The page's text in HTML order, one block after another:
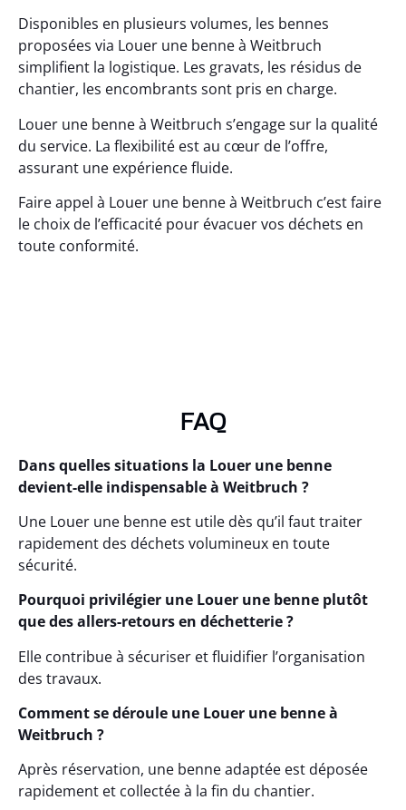
Disponibles en plusieurs volumes, les bennes
proposées via Louer une benne à Weitbruch
simplifient la logistique. Les gravats, les résidus de
chantier, les encombrants sont pris en charge.
Louer une benne à Weitbruch s’engage sur la qualité
du service. La flexibilité est au cœur de l’offre,
assurant une expérience fluide.
Faire appel à Louer une benne à Weitbruch c’est faire
le choix de l’efficacité pour évacuer vos déchets en
toute conformité.
FAQ
Dans quelles situations la Louer une benne
devient-elle indispensable à Weitbruch ?
Une Louer une benne est utile dès qu’il faut traiter
rapidement des déchets volumineux en toute
sécurité.
Pourquoi privilégier une Louer une benne plutôt
que des allers-retours en déchetterie ?
Elle contribue à sécuriser et fluidifier l’organisation
des travaux.
Comment se déroule une Louer une benne à
Weitbruch ?
Après réservation, une benne adaptée est déposée
rapidement et collectée à la fin du chantier.